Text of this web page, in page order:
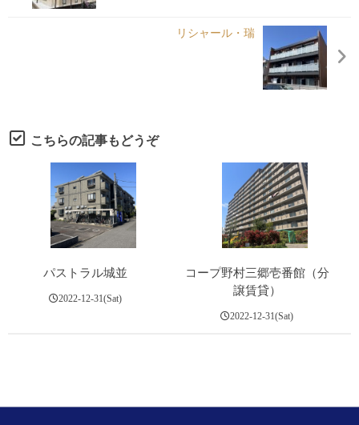
リシャール・瑞
こちらの記事もどうぞ
パストラル城並
2022-12-31(Sat)
コープ野村三郷壱番館（分
譲賃貸）
2022-12-31(Sat)